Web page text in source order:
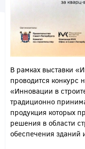
В рамках выставки
проводится конкурс
«Инновации в
традиционно
продукция которых
решения в области
обеспечения зданий